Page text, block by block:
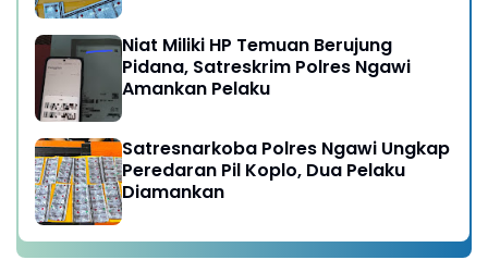
Niat Miliki HP Temuan Berujung
Pidana, Satreskrim Polres Ngawi
Amankan Pelaku
Satresnarkoba Polres Ngawi Ungkap
Peredaran Pil Koplo, Dua Pelaku
Diamankan